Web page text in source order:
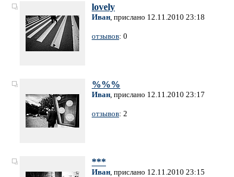
lovely
Иван, прислано 12.11.2010 23:18
отзывов: 0
%%%
Иван, прислано 12.11.2010 23:17
отзывов: 2
***
Иван, прислано 12.11.2010 23:15